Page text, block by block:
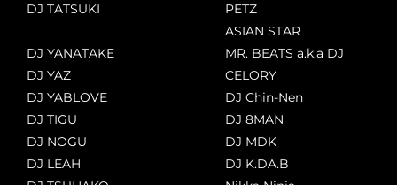
DJ TATSUKI
DJ YANATAKE
DJ YAZ
DJ YABLOVE
DJ TIGU
DJ NOGU
DJ LEAH
PETZ
ASIAN STAR
MR. BEATS a.k.a DJ
CELORY
DJ Chin-Nen
DJ 8MAN
DJ MDK
DJ K.DA.B